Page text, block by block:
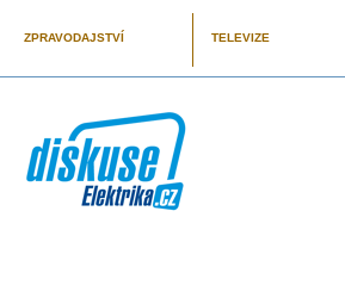
ZPRAVODAJSTVÍ TELEVIZE